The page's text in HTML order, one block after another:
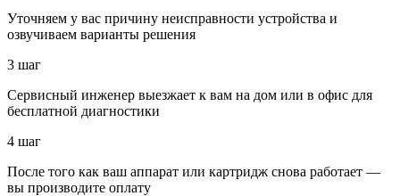
Уточняем у вас причину неисправности устройства и
озвучиваем варианты решения
3 шаг
Сервисный инженер выезжает к вам на дом или в офис для
бесплатной диагностики
4 шаг
После того как ваш аппарат или картридж снова работает —
вы производите оплату